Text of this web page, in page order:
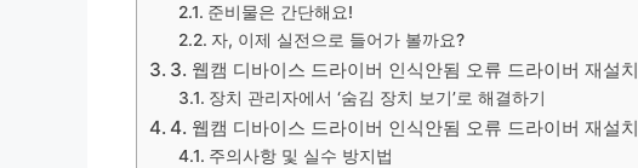
준비물은 간단해요!
자, 이제 실전으로 들어가 볼까요?
3. 웹캠 디바이스 드라이버 인식안됨 오류 드라이버 재설
장치 관리자에서 ‘숨김 장치 보기’로 해결하기
4. 웹캠 디바이스 드라이버 인식안됨 오류 드라이버 재설
주의사항 및 실수 방지법